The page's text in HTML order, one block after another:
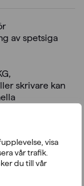
visa
vår trafik.
du till vår
av spetsiga
skrivare kan
för
för
möjliggöra
av